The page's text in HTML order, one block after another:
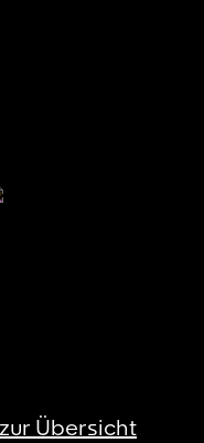
Übersicht